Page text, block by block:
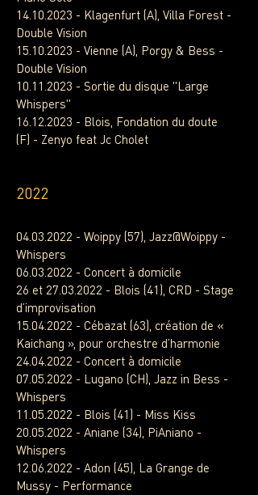
14.10.2023 - Klagenfurt (A), Villa Forest -
Double Vision
15.10.2023 - Vienne (A), Porgy & Bess -
Double Vision
10.11.2023 - Sortie du disque "Large
Whispers"
16.12.2023 - Blois, Fondation du doute
(F) - Zenyo feat Jc Cholet
2022
04.03.2022 - Woippy (57), Jazz@Woippy -
Whispers
06.03.2022 - Concert à domicile
26 et 27.03.2022 - Blois (41), CRD - Stage
d’improvisation
15.04.2022 - Cébazat (63), création de «
Kaichang », pour orchestre d’harmonie
24.04.2022 - Concert à domicile
07.05.2022 - Lugano (CH), Jazz in Bess -
Whispers
11.05.2022 - Blois (41) - Miss Kiss
20.05.2022 - Aniane (34), PiAniano -
Whispers
12.06.2022 - Adon (45), La Grange de
Mussy - Performance